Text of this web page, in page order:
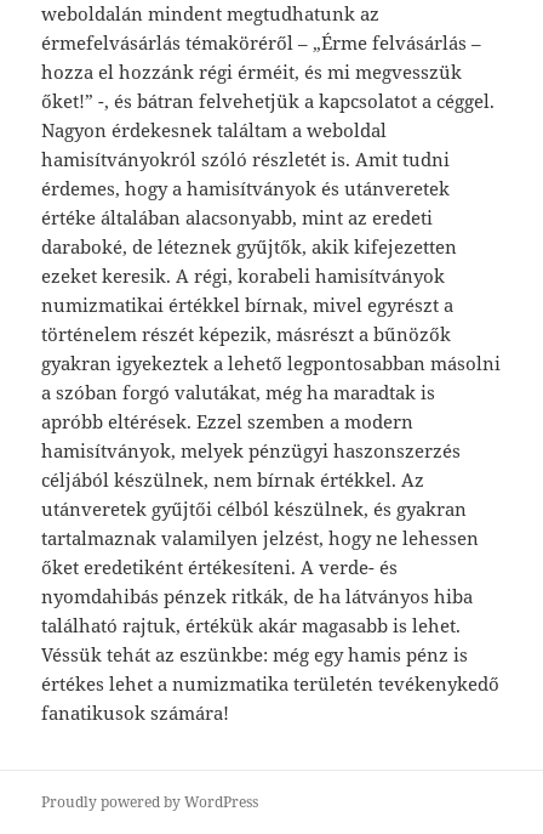
weboldalán mindent megtudhatunk az
érmefelvásárlás témaköréről – „Érme felvásárlás –
hozza el hozzánk régi érméit, és mi megvesszük
őket!” -, és bátran felvehetjük a kapcsolatot a céggel.
Nagyon érdekesnek találtam a weboldal
hamisítványokról szóló részletét is. Amit tudni
érdemes, hogy a hamisítványok és utánveretek
értéke általában alacsonyabb, mint az eredeti
daraboké, de léteznek gyűjtők, akik kifejezetten
ezeket keresik. A régi, korabeli hamisítványok
numizmatikai értékkel bírnak, mivel egyrészt a
történelem részét képezik, másrészt a bűnözők
gyakran igyekeztek a lehető legpontosabban másolni
a szóban forgó valutákat, még ha maradtak is
apróbb eltérések. Ezzel szemben a modern
hamisítványok, melyek pénzügyi haszonszerzés
céljából készülnek, nem bírnak értékkel. Az
utánveretek gyűjtői célból készülnek, és gyakran
tartalmaznak valamilyen jelzést, hogy ne lehessen
őket eredetiként értékesíteni. A verde- és
nyomdahibás pénzek ritkák, de ha látványos hiba
található rajtuk, értékük akár magasabb is lehet.
Véssük tehát az eszünkbe: még egy hamis pénz is
értékes lehet a numizmatika területén tevékenykedő
fanatikusok számára!
Proudly powered by WordPress